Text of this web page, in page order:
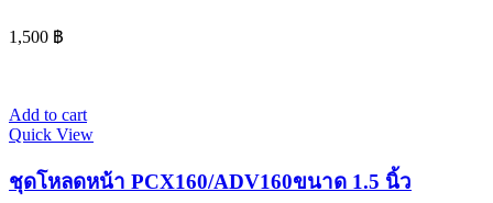
1,500 ฿
Add to cart
Quick View
ชุดโหลดหน้า PCX160/ADV160ขนาด 1.5 นิ้ว